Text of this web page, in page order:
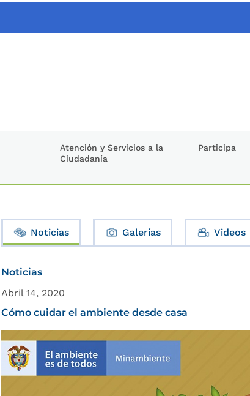
Atención y Servicios a la
Ciudadanía
Participa
Noticias Galerías Videos
Noticias
Abril 14, 2020
Cómo cuidar el ambiente desde casa